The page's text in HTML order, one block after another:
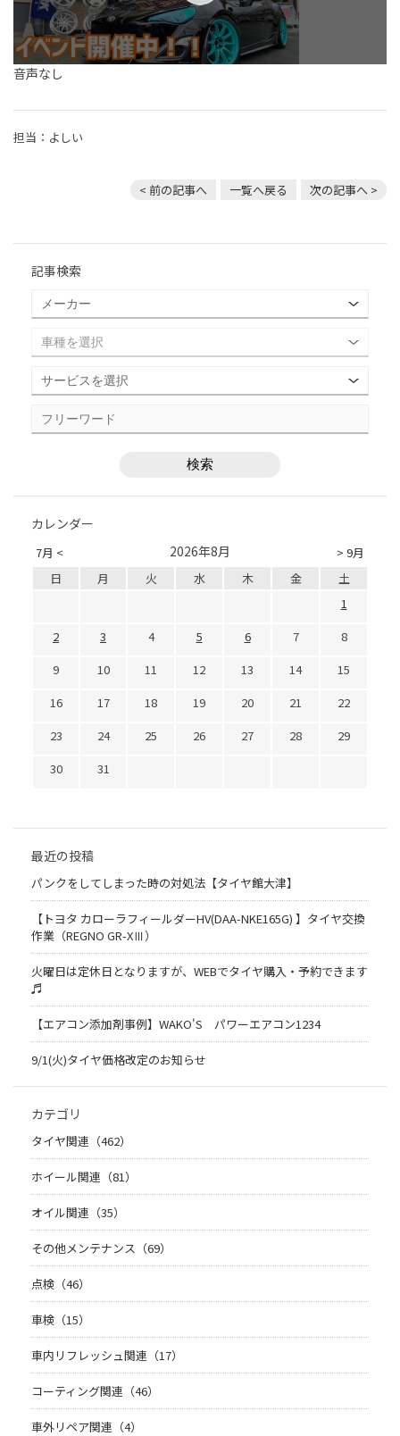
音声なし
担当：よしい
< 前の記事へ 一覧へ戻る 次の記事へ >
記事検索
カレンダー
7月 < > 9月
2026年8月
日 月 火 水 木 金
土
1
2
3 4 5 6 7
8
9
10 11 12 13 14
15
16
17 18 19 20 21
22
23
24 25 26 27 28
29
30
31
最近の投稿
パンクをしてしまった時の対処法【タイヤ館大津】
【トヨタ カローラフィールダーHV(DAA-NKE165G) 】タイヤ交換
作業（REGNO GR-XⅢ）
火曜日は定休日となりますが、WEBでタイヤ購入・予約できます
♬
【エアコン添加剤事例】WAKO'S パワーエアコン1234
9/1(火)タイヤ価格改定のお知らせ
カテゴリ
タイヤ関連（462）
ホイール関連（81）
オイル関連（35）
その他メンテナンス（69）
点検（46）
車検（15）
車内リフレッシュ関連（17）
コーティング関連（46）
車外リペア関連（4）